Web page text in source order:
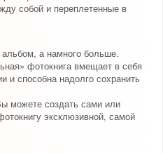
собой и переплетенные в
а намного больше.
фотокнига вмещает в себя
и способна надолго сохранить
можете создать сами или
эксклюзивной, самой